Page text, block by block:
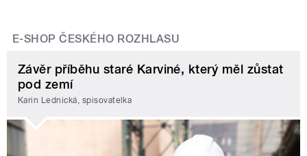
E-SHOP ČESKÉHO ROZHLASU
Závěr příběhu staré Karviné, který měl zůstat
pod zemí
Karin Lednická, spisovatelka